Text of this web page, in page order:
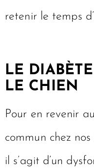
retenir le temps
LE
LE CHIEN
Pour en revenir
commun chez
il s’agit d’un